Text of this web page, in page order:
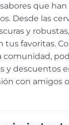
que
Desde las
y
tus favoritas.
comunidad,
y descuentos
con amigos